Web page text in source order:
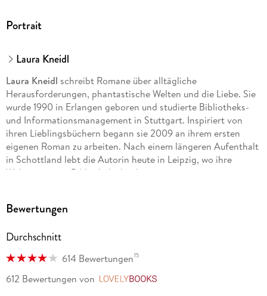
Portrait
Laura Kneidl
Laura Kneidl schreibt Romane über alltägliche
Herausforderungen, phantastische Welten und die Liebe. Sie
wurde 1990 in Erlangen geboren und studierte Bibliotheks-
und Informationsmanagement in Stuttgart. Inspiriert von
ihren Lieblingsbüchern begann sie 2009 an ihrem ersten
eigenen Roman zu arbeiten. Nach einem längeren Aufenthalt
in Schottland lebt die Autorin heute in Leipzig, wo ihre
Wohnung einer Bibliothek ähnelt.
Bewertungen
Durchschnitt
614 Bewertungen15
612 Bewertungen von